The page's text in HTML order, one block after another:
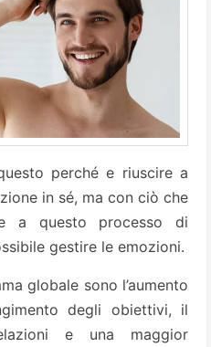
perché e riuscire a
in sé, ma con ciò che
a questo processo di
gestire le emozioni.
globale sono l’aumento
degli obiettivi, il
e una maggior